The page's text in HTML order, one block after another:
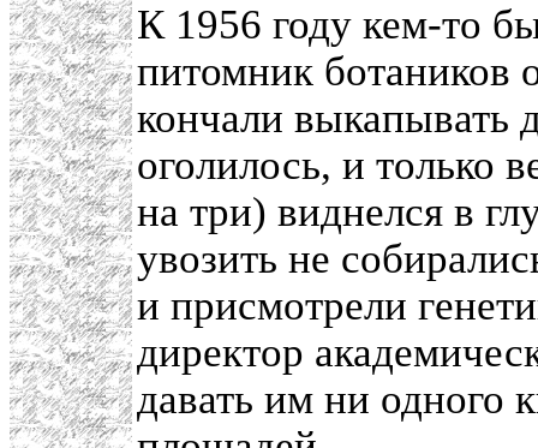
К 1956 году кем-то
питомник ботаников
кончали выкапывать
оголилось, и только
на три) виднелся в
увозить не
и присмотрели
директор
давать им ни одного